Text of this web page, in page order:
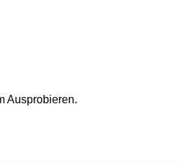
Ausprobieren.